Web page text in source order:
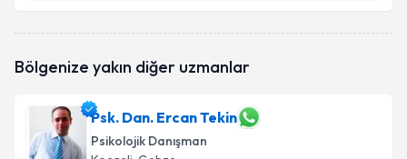
oluşturun. Size bu uzmandan randevu almanız için bir
E-posta Adresiniz
Bölgenize yakın diğer uzmanlar
Psk. Dan. Ercan Tekin
Psikolojik Danışman